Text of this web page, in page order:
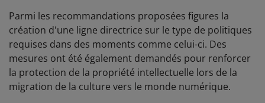
Parmi les recommandations proposées figures la
création d'une ligne directrice sur le type de politiques
requises dans des moments comme celui-ci. Des
mesures ont été également demandés pour renforcer
la protection de la propriété intellectuelle lors de la
migration de la culture vers le monde numérique.